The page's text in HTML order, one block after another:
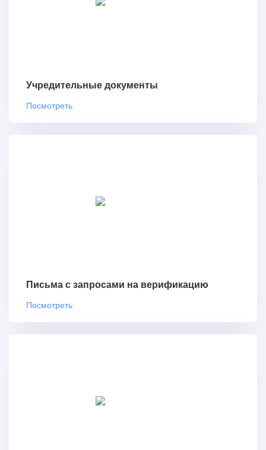
Учредительные документы
Посмотреть
Письма с запросами на верификацию
Посмотреть